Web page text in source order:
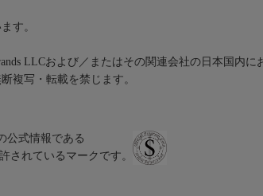
す。
LLCおよび／またはその関連会社の日本国内に
複写・転載を禁じます。
公式情報である
されているマークです。